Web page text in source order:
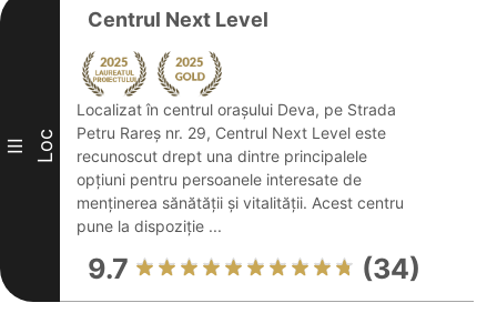
III Loc
Centrul Next Level
Localizat în centrul orașului Deva, pe Strada
Petru Rareș nr. 29, Centrul Next Level este
recunoscut drept una dintre principalele
opțiuni pentru persoanele interesate de
menținerea sănătății și vitalității. Acest centru
pune la dispoziție ...
9.7 (34)